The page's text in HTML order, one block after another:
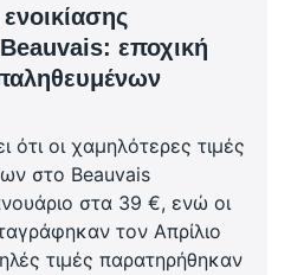
εποχική
ότι οι χαμηλότερες τιμές
στο Beauvais
στα 39 €, ενώ οι
τον Απρίλιο
τιμές παρατηρήθηκαν